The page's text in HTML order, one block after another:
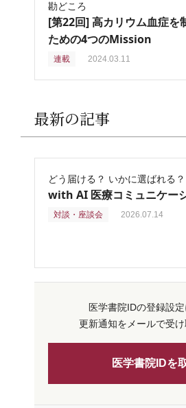
勘どころ
[第22回] 高カリウム血症を
ための4つのMission
連載 2024.03.11
最新の記事
どう届ける？ いかに選ばれる？
with AI 医療コミュニケー
対談・座談会 2026.07.14
医学書院IDの登録設定
更新通知をメールで受け
医学書院IDを